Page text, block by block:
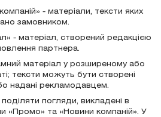
- матеріали, тексти яких
замовником.
- матеріал, створений редакцією
партнера.
матеріал у розширеному або
тексти можуть бути створені
надані рекламодавцем.
погляди, викладені в
«Промо» та «Новини компаній». У